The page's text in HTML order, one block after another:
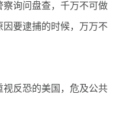
询问盘查，千万不可做
要逮捕的时候，万万不
反恐的美国，危及公共